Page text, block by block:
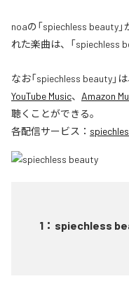
noaの「spiechless beauty
れた楽曲は、「spiechless
なお「spiechless beauty」は
YouTube Music、 Amazon
聴くことができる。
各配信サービス：
1 ： spiechless